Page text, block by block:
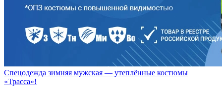
Спецодежда зимняя мужская — утеплённые костюмы
«Трасса»!